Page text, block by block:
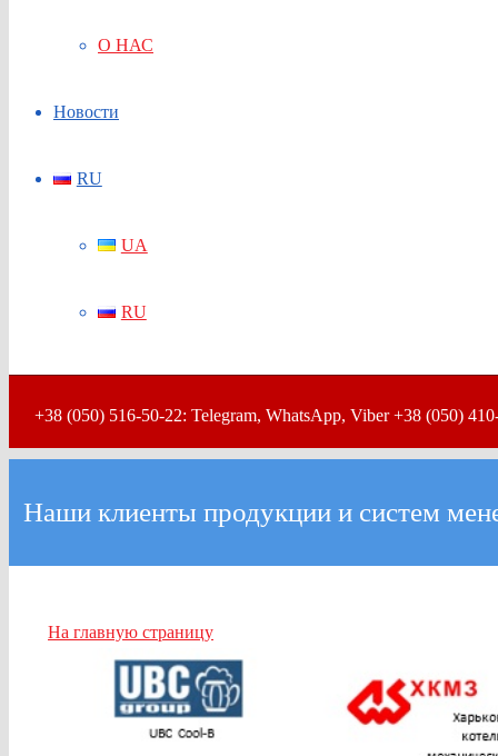
О НАС
Новости
RU
UA
RU
+38 (050) 516-50-22: Telegram, WhatsApp, Viber +38 (050)
Наши клиенты продукции и систем
На главную страницу